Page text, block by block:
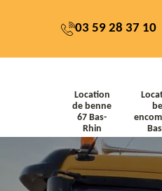
03 59 28 37 10
Location
de benne
67 Bas-
Rhin